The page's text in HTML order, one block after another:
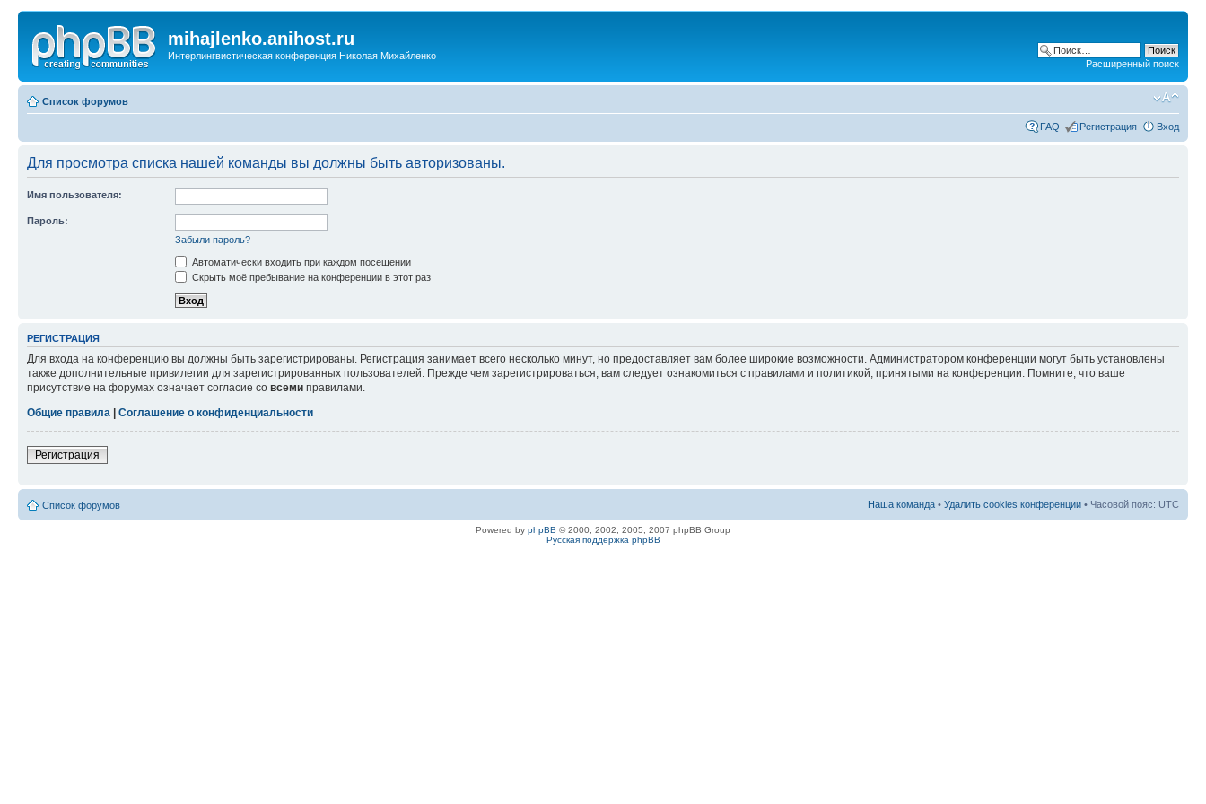
mihajlenko.anihost.ru
Интерлингвистическая конференция Николая Михайленко
Расширенный поиск
Список форумов
FAQ Регистрация Вход
Для просмотра списка нашей команды вы должны быть авторизованы.
Имя пользователя:
Пароль:
Забыли пароль?
Автоматически входить при каждом посещении
Скрыть моё пребывание на конференции в этот раз
РЕГИСТРАЦИЯ
Для входа на конференцию вы должны быть зарегистрированы. Регистрация занимает всего несколько минут, но предоставляет вам более широкие возможности. Администратором конференции могут быть установлены
также дополнительные привилегии для зарегистрированных пользователей. Прежде чем зарегистрироваться, вам следует ознакомиться с правилами и политикой, принятыми на конференции. Помните, что ваше
присутствие на форумах означает согласие со всеми правилами.
Общие правила
Соглашение о конфиденциальности
Регистрация
Список форумов Наша команда • Удалить cookies конференции • Часовой пояс: UTC
Powered by phpBB © 2000, 2002, 2005, 2007 phpBB Group
Русская поддержка phpBB